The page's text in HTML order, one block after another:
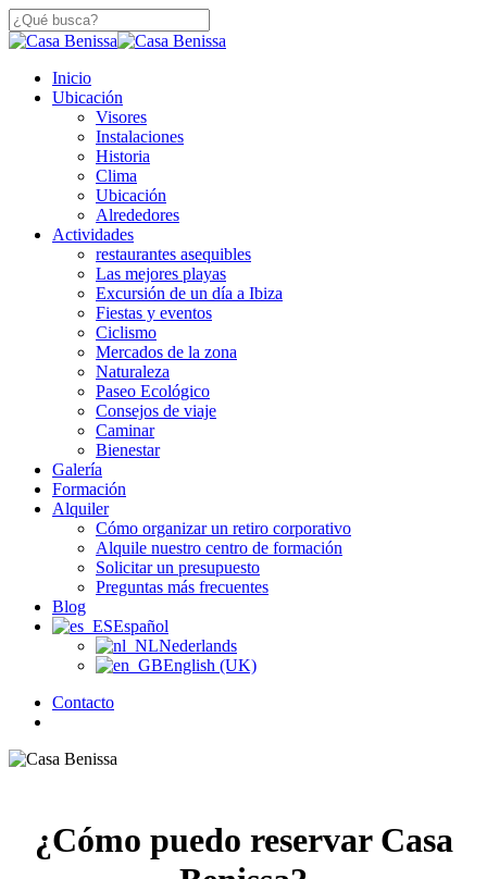
Saltar
a
principal
Cerca
Búsqueda
búsqueda
Menú
Inicio
Ubicación
Visores
Instalaciones
Historia
Clima
Ubicación
Alrededores
Actividades
restaurantes asequibles
Las mejores playas
Excursión de un día a Ibiza
Fiestas y eventos
Ciclismo
Mercados de la zona
Naturaleza
Paseo Ecológico
Consejos de viaje
Caminar
Bienestar
Galería
Formación
Alquiler
Cómo organizar un retiro corporativo
Alquile nuestro centro de formación
Solicitar un presupuesto
Preguntas más frecuentes
Blog
Español
Nederlands
English (UK)
Contacto
¿Cómo puedo reservar Casa